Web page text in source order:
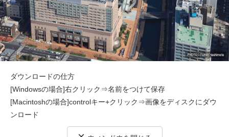
ダウンロードの仕方
[Windowsの場合]右クリック⇒名前をつけて保存
[Macintoshの場合]controlキー+クリック⇒画像をディスクにダウ
ンロード